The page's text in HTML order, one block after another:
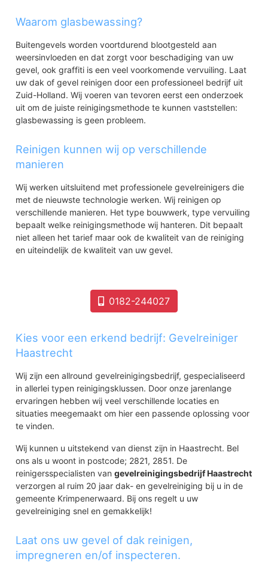
Haastrecht Zuid
Waarom glasbewassing?
Buitengevels worden voortdurend blootgesteld aan
weersinvloeden en dat zorgt voor beschadiging van uw
gevel, ook graffiti is een veel voorkomende vervuiling. Laat
uw dak of gevel reinigen door een professioneel bedrijf uit
Zuid-Holland. Wij voeren van tevoren eerst een onderzoek
uit om de juiste reinigingsmethode te kunnen vaststellen:
glasbewassing is geen probleem.
Reinigen kunnen wij op verschillende
manieren
Wij werken uitsluitend met professionele gevelreinigers die
met de nieuwste technologie werken. Wij reinigen op
verschillende manieren. Het type bouwwerk, type vervuiling
bepaalt welke reinigingsmethode wij hanteren. Dit bepaalt
niet alleen het tarief maar ook de kwaliteit van de reiniging
en uiteindelijk de kwaliteit van uw gevel.
0182-244027
Kies voor een erkend bedrijf: Gevelreiniger
Haastrecht
Wij zijn een allround gevelreinigingsbedrijf, gespecialiseerd
in allerlei typen reinigingsklussen. Door onze jarenlange
ervaringen hebben wij veel verschillende locaties en
situaties meegemaakt om hier een passende oplossing voor
te vinden.
Wij kunnen u uitstekend van dienst zijn in Haastrecht. Bel
ons als u woont in postcode; 2821, 2851. De
reinigersspecialisten vangevelreinigingsbedrijf Haastrecht
verzorgen al ruim 20 jaar dak- en gevelreiniging bij u in de
gemeente Krimpenerwaard. Bij ons regelt u uw
gevelreiniging snel en gemakkelijk!
Laat ons uw gevel of dak reinigen,
impregneren en/of inspecteren.